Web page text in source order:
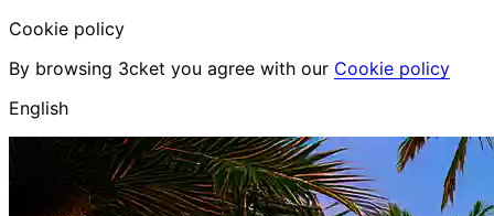
Cookie policy
By browsing 3cket you agree with our Cookie policy
English